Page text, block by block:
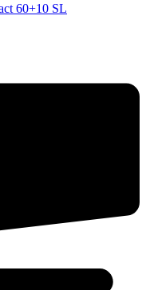
60+10 SL